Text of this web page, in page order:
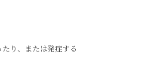
り、または発症する